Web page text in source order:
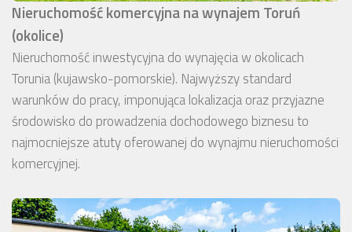
Nieruchomość komercyjna na wynajem Toruń
(okolice)
Nieruchomość inwestycyjna do wynajęcia w okolicach
Torunia (kujawsko-pomorskie). Najwyższy standard
warunków do pracy, imponująca lokalizacja oraz przyjazne
środowisko do prowadzenia dochodowego biznesu to
najmocniejsze atuty oferowanej do wynajmu nieruchomości
komercyjnej.